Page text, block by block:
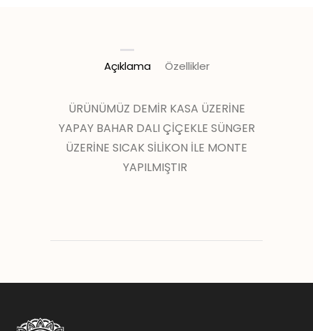
Açıklama Özellikler
ÜRÜNÜMÜZ DEMİR KASA ÜZERİNE
YAPAY BAHAR DALI ÇİÇEKLE SÜNGER
ÜZERİNE SICAK SİLİKON İLE MONTE
YAPILMIŞTIR